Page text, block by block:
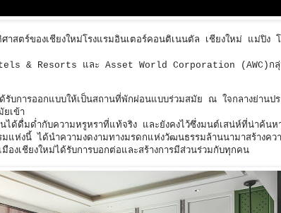
สตร์ของเชียงใหม่โรงแรมอินเตอร์คอนติเนนตัล เชียงใหม่ แม่ปิง
& Resorts และ Asset World Corporation (AWC)กลุ่
บการออกแบบให้เป็นสถานที่พักผ่อนแบบร่วมสมัย ณ ใจกลางย่านปร
ยเข้า
นได้ดื่มด่ำกับความหรูหราที่แท้จริง และยังคงไว้ซึ่งมนต์เสน่ห์ที่น่าค้
งนี้ ได้นำความงดงามทางมรดกแห่งวัฒนธรรมล้านนามาสร้างคว
องเชียงใหม่ได้รับการบอกต่อและสร้างการมีส่วนร่วมกับทุกคน